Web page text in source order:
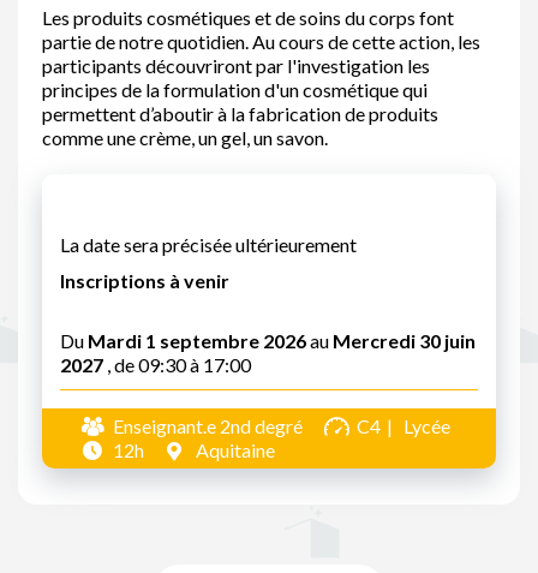
Les produits cosmétiques et de soins du corps font
partie de notre quotidien. Au cours de cette action, les
participants découvriront par l'investigation les
principes de la formulation d'un cosmétique qui
permettent d’aboutir à la fabrication de produits
comme une crème, un gel, un savon.
La date sera précisée ultérieurement
Inscriptions à venir
Du Mardi 1 septembre 2026au Mercredi 30 juin
2027 , de 09:30 à 17:00
Enseignant.e 2nd degré C4
Lycée
12h
Aquitaine